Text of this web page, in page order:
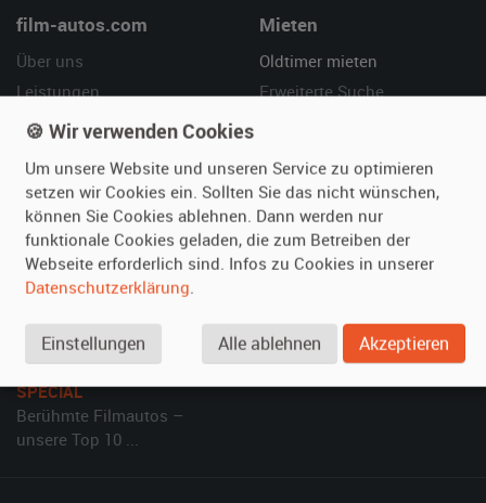
film-autos.com
Über uns
Leistungen
Referenzen
Mieten
Oldtimer mieten
Erweiterte Suche
Vermieten
Oldtimer anmelden
Fotos senden
Inserat verwalten
Hilfe
Häufige Fragen (FAQ)
So funktioniert's
SPECIAL
Berühmte Filmautos –
unsere Top 10 ...
🍪 Wir verwenden Cookies
Um unsere Website und unseren Service zu optimieren
setzen wir Cookies ein. Sollten Sie das nicht wünschen,
können Sie Cookies ablehnen. Dann werden nur
funktionale Cookies geladen, die zum Betreiben der
Webseite erforderlich sind. Infos zu Cookies in unserer
Datenschutzerklärung.
Einstellungen Alle ablehnen Akzeptieren